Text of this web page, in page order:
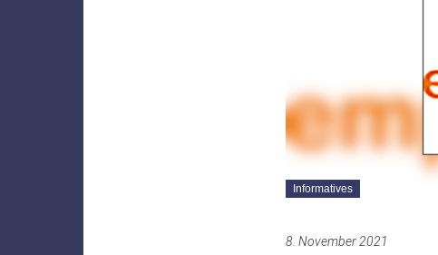
Informatives
8. November 2021